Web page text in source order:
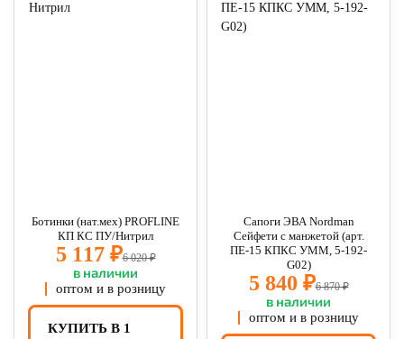
Ботинки (нат.мех) PROFLINE
КП КС ПУ/Нитрил
5 117 ₽6 020 ₽
в наличии
оптом и в розницу
КУПИТЬ В 1
Сапоги ЭВА Nordman
Сейфети с манжетой (арт.
ПЕ-15 КПКС УММ, 5-192-
G02)
5 840 ₽6 870 ₽
в наличии
оптом и в розницу